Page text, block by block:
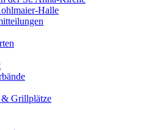
Halle
& Grillplätze